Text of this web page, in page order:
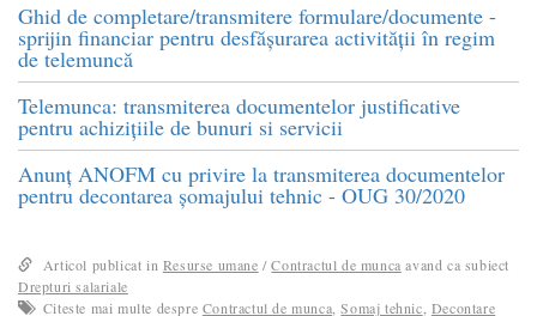
Ghid de completare/transmitere formulare/documente -
sprijin financiar pentru desfășurarea activității în regim
de telemuncă
Telemunca: transmiterea documentelor justificative
pentru achizițiile de bunuri si servicii
Anunț ANOFM cu privire la transmiterea documentelor
pentru decontarea șomajului tehnic - OUG 30/2020
Articol publicat in Resurse umane /Contractul de munca avand ca subiect
Drepturi salariale
Citeste mai multe despre Contractul de munca ,Somaj tehnic Decontare